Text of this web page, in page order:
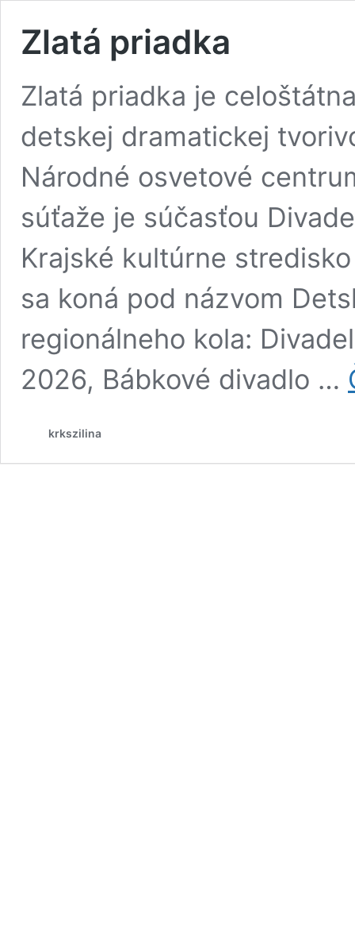
Zlatá priadka
Zlatá priadka je
detskej dramatickej
Národné osvetové
súťaže je súčasťou
Krajské kultúrne
sa koná pod názvom
regionálneho kola:
2026, Bábkové divadlo …
krkszilina